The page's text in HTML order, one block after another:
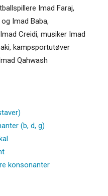
Imad Faraj,
Imad Baba,
Creidi, musiker Imad
kampsportutøver
Qahwash
(b, d, g)
konsonanter